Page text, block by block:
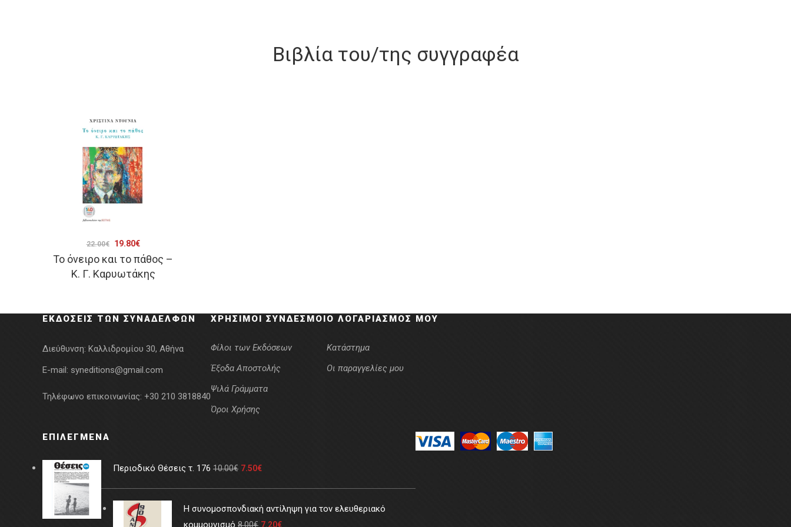
Βιβλία του/της συγγραφέα
Το όνειρο και το πάθος –
Κ. Γ. Καρυωτάκης
22.00€
Original
price
was:
19.80€Η
τρέχουσα
τιμή
ΕΚΔΌΣΕΙΣ ΤΩΝ ΣΥΝΑΔΈΛΦΩΝ
Διεύθυνση: Καλλιδρομίου 30, Αθήνα
E-mail: syneditions@gmail.com
Τηλέφωνο επικοινωνίας: +30 210 3818840
ΧΡΉΣΙΜΟΙ ΣΎΝΔΕΣΜΟΙ
Φίλοι των Εκδόσεων
Έξοδα Αποστολής
Ψιλά Γράμματα
Όροι Χρήσης
Ο ΛΟΓΑΡΙΑΣΜΌΣ ΜΟΥ
Κατάστημα
Οι παραγγελίες μου
ΕΠΙΛΕΓΜΈΝΑ
Περιοδικό Θέσεις τ. 176 10.00€ 7.50€
Η συνομοσπονδιακή αντίληψη για τον ελευθεριακό
κομμουνισμό 8.00€ 7.20€